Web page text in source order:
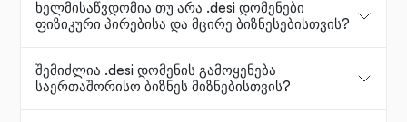
ხელმისაწვდომია თუ არა .desi დომენები
ფიზიკური პირებისა და მცირე ბიზნესებისთვის?
შემიძლია .desi დომენის გამოყენება
საერთაშორისო ბიზნეს მიზნებისთვის?